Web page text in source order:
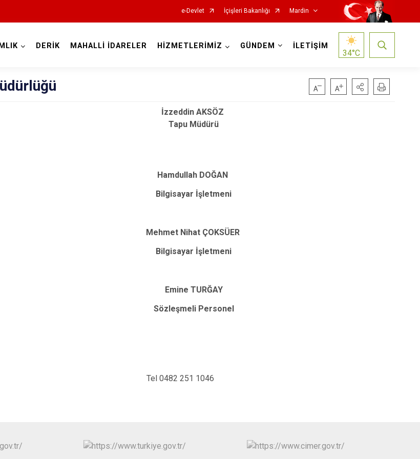
e-Devlet İçişleri Bakanlığı Mardin
Dargeçit
Derik
Mazıdağı
Midyat
DERİK MAHALLİ İDARELER HİZMETLERİMİZ GÜNDEM İLETİŞİM
34°C
İzzeddin AKSÖZ
Tapu Müdürü
Hamdullah DOĞAN
Bilgisayar İşletmeni
Mehmet Nihat ÇOKSÜER
Bilgisayar İşletmeni
Emine TURĞAY
Sözleşmeli Personel
0482 251 1046